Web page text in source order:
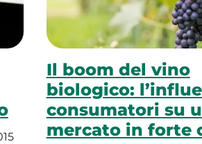
Il boom del vino
biologico:
consumatori su
mercato in forte